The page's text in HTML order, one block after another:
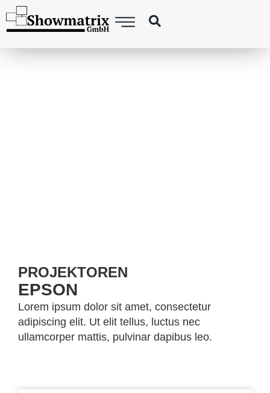
PROJEKTOREN
EPSON
Lorem ipsum dolor sit amet, consectetur
adipiscing elit. Ut elit tellus, luctus nec
ullamcorper mattis, pulvinar dapibus leo.